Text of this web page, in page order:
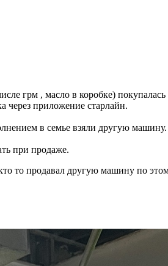
грм , масло в коробке)
через приложение старлайн.
в семье взяли другую машину.
при продаже.
то продавал другую машину по